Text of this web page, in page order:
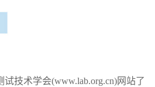
技术学会(www.lab.org.cn)网站了